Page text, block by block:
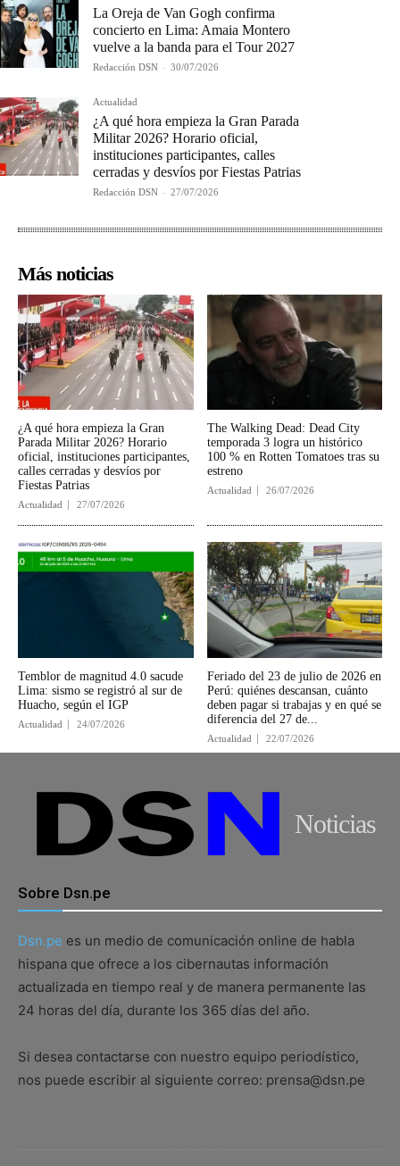
La Oreja de Van Gogh confirma
concierto en Lima: Amaia Montero
vuelve a la banda para el Tour 2027
Redacción DSN - 30/07/2026
Actualidad
¿A qué hora empieza la Gran Parada
Militar 2026? Horario oficial,
instituciones participantes, calles
cerradas y desvíos por Fiestas Patrias
Redacción DSN - 27/07/2026
Más noticias
¿A qué hora empieza la Gran
Parada Militar 2026? Horario
oficial, instituciones participantes,
calles cerradas y desvíos por
Fiestas Patrias
Actualidad 27/07/2026
The Walking Dead: Dead City
temporada 3 logra un histórico
100 % en Rotten Tomatoes tras su
estreno
Actualidad 26/07/2026
Temblor de magnitud 4.0 sacude
Lima: sismo se registró al sur de
Huacho, según el IGP
Actualidad 24/07/2026
Feriado del 23 de julio de 2026 en
Perú: quiénes descansan, cuánto
deben pagar si trabajas y en qué se
diferencia del 27 de...
Actualidad 22/07/2026
Noticias
Sobre Dsn.pe
Dsn.pe es un medio de comunicación online de habla
hispana que ofrece a los cibernautas información
actualizada en tiempo real y de manera permanente las
24 horas del día, durante los 365 días del año.
Si desea contactarse con nuestro equipo periodístico,
nos puede escribir al siguiente correo: prensa@dsn.pe